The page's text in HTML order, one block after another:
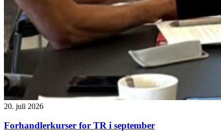
20. juli 2026
Forhandlerkurser for TR i september